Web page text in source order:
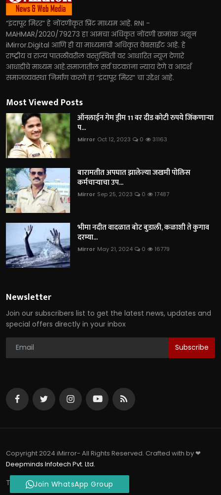
“इंदापूर मिरर” हे नोंदणीकृत प्रिंट माध्यम आहे. RNI -
MAHMAR/2020/79273 हा आमचा अधिकृत नोंदणी क्रमांक असून
iMirror.Digital आणि ही या माध्यमाची अधिकृत वेबसाईट आहे. हे
राष्ट्रीय व राज्य पातळीवरील वस्तुस्थिती वर आधारित न्यूज देणारे
आधाडीचे माध्यम आहे.समाजातील सर्व घटकांना न्याय देणे व आदर्श
समाजव्यवस्था निर्माण करणे हा “इंदापूर मिरर” चा उद्देश आहे.
Most Viewed Posts
ऑनलाईन गेम ड्रीम 11 वर दीड कोटी रुपये जिंकणाऱ्या
प...
Mirror Oct 12, 2023 0 31163
बारामतीत अपघात झालेल्या जखमी पोलिस
कर्मचाऱ्याचा उप...
Mirror Sep 25, 2023 0 17487
भीमा नदीत वादळात बोट बुडाली, कळाशी ते कुगाव
दरम्या...
Mirror May 21, 2024 0 16779
Newsletter
Join our subscribers list to get the latest news, updates and
special offers directly in your inbox
Subscribe
Copyright 2024 iMirror- All Rights Reserved. Crafted with by ❤
Deepminds Infotech Pvt. Ltd.
Terms & Conditions
Join WhatsApp Group